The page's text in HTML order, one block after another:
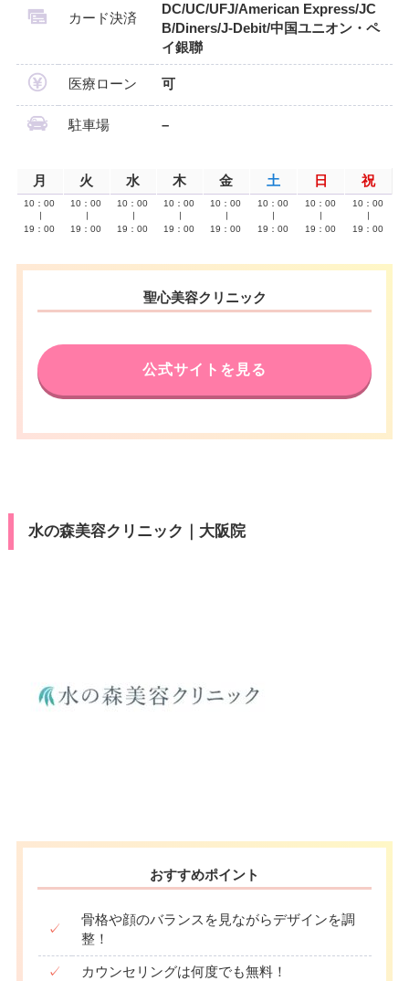
カード決済
DC/UC/UFJ/American Express/JC
B/Diners/J-Debit/中国ユニオン・ペ
イ銀聯
医療ローン 可
駐車場 –
月 火 水 木 金 土 日 祝
10：00
19：00
10：00
19：00
10：00
19：00
10：00
19：00
10：00
19：00
10：00
19：00
10：00
19：00
10：00
19：00
聖心美容クリニック
公式サイトを見る
水の森美容クリニック｜大阪院
おすすめポイント
✓
骨格や顔のバランスを見ながらデザインを調
整！
✓ カウンセリングは何度でも無料！